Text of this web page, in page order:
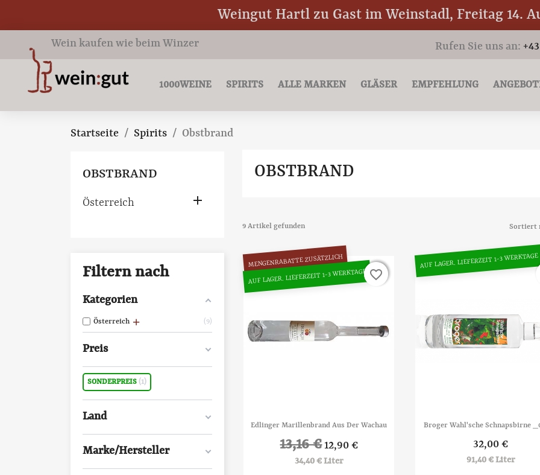
Weingut Hartl zu Gast im Weinstadl, Freitag 14.
Wein kaufen wie beim Winzer Rufen Sie uns an:
1000WEINE SPIRITS ALLE MARKEN GLÄSER EMPFEHLUNG
Startseite Spirits Obstbrand
OBSTBRAND
Österreich 
Filtern nach
Kategorien
Österreich 9
Preis
SONDERPREIS 1
Land
Marke/Hersteller
OBSTBRAND
9 Artikel gefunden Sortiert
 Vorschau
Edlinger Marillenbrand Aus Der Wachau
13,16 € 12,90 €
34,40 € Liter
MENGENRABATTE ZUSÄTZLICH
AUF LAGER. LIEFERZEIT 1-3 WERKTAGE favorite_border
favorite_border
 Vorschau
Broger Wahl'sche Schnapsbirne
32,00 €
91,40 € Liter
AUF LAGER. LIEFERZEIT 1-3 WERKTAGE